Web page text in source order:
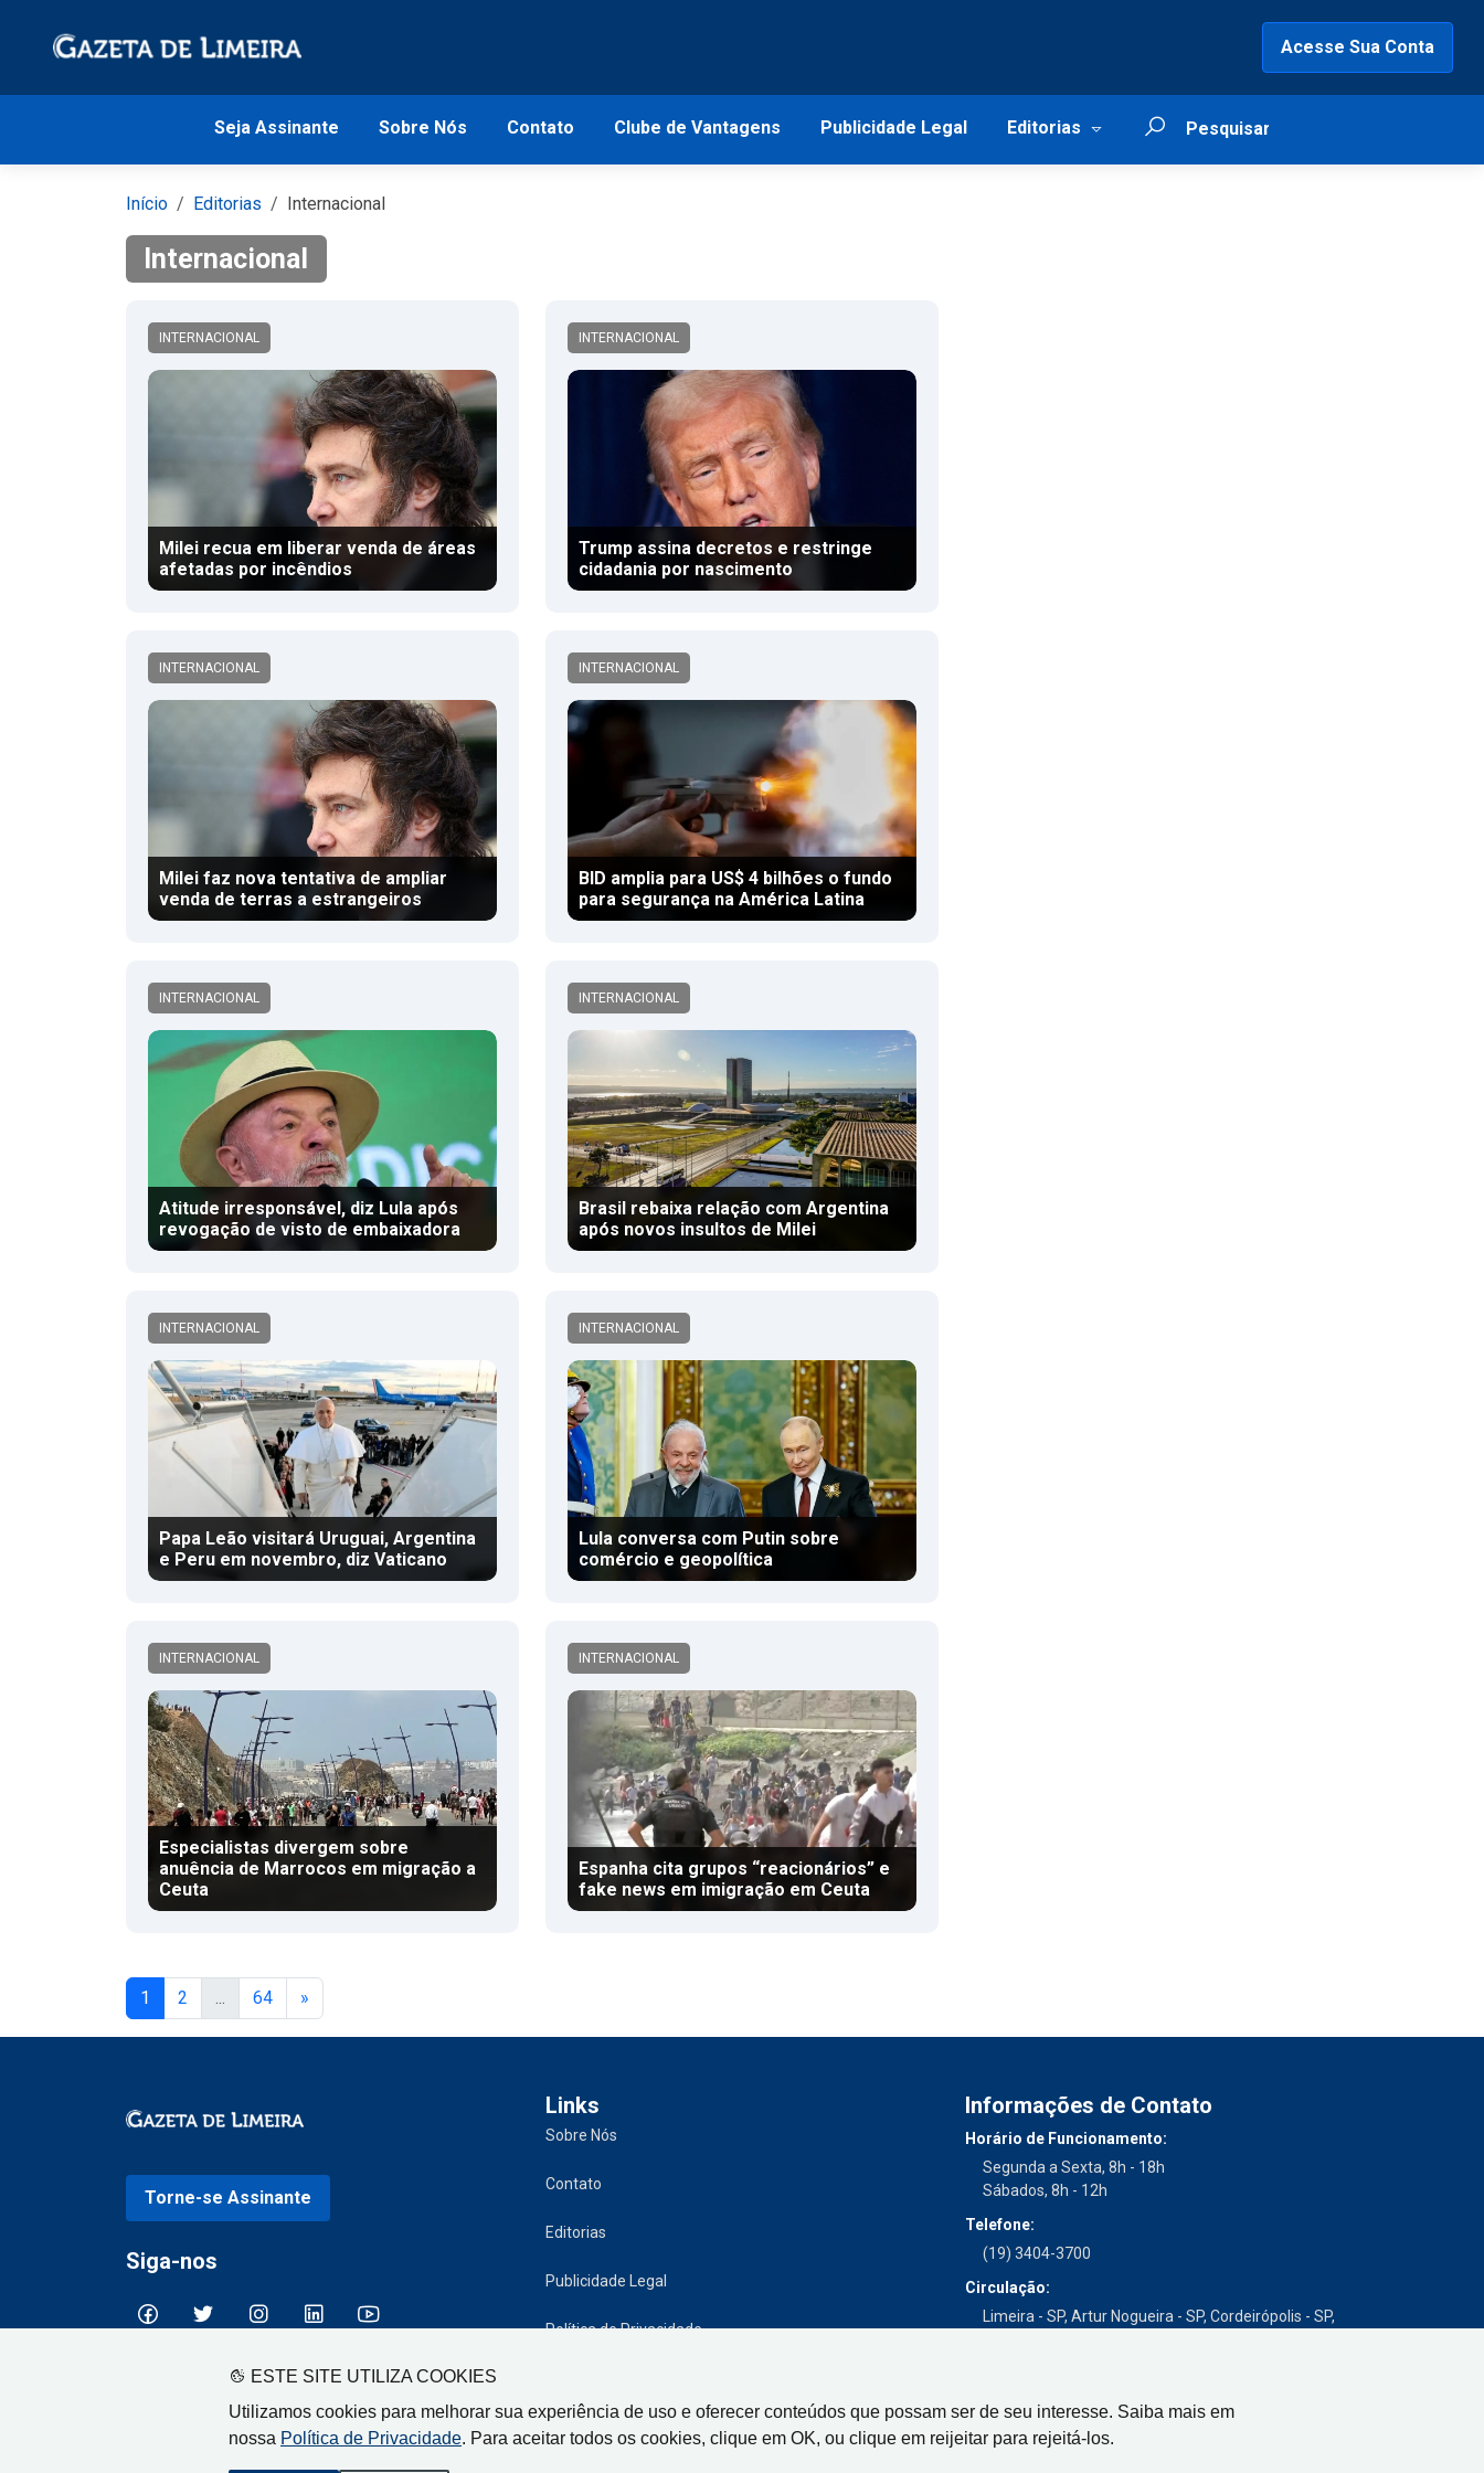
ESTE SITE UTILIZA COOKIES
Utilizamos cookies para melhorar sua experiência de uso e oferecer conteúdos que possam ser de seu interesse. Saiba mais em
nossa Política de Privacidade. Para aceitar todos os cookies, clique em OK, ou clique em reijeitar para rejeitá-los.
Acesse Sua Conta
Seja Assinante Sobre Nós Contato Clube de Vantagens Publicidade Legal Editorias
Início Editorias Internacional
Internacional
INTERNACIONAL
Milei recua em liberar venda de áreas
afetadas por incêndios
INTERNACIONAL
Trump assina decretos e restringe
cidadania por nascimento
INTERNACIONAL
Milei faz nova tentativa de ampliar
venda de terras a estrangeiros
INTERNACIONAL
BID amplia para US$ 4 bilhões o fundo
para segurança na América Latina
INTERNACIONAL
Atitude irresponsável, diz Lula após
revogação de visto de embaixadora
INTERNACIONAL
Brasil rebaixa relação com Argentina
após novos insultos de Milei
INTERNACIONAL
Papa Leão visitará Uruguai, Argentina
e Peru em novembro, diz Vaticano
INTERNACIONAL
Lula conversa com Putin sobre
comércio e geopolítica
INTERNACIONAL
Especialistas divergem sobre
anuência de Marrocos em migração a
Ceuta
INTERNACIONAL
Espanha cita grupos “reacionários” e
fake news em imigração em Ceuta
1 2 64 »
Torne-se Assinante
Siga-nos
Links
Sobre Nós
Contato
Editorias
Publicidade Legal
Política de Privacidade
Informações de Contato
Horário de Funcionamento:
Segunda a Sexta, 8h - 18h
Sábados, 8h - 12h
Telefone:
(19) 3404-3700
Circulação:
Limeira - SP, Artur Nogueira - SP, Cordeirópolis - SP,